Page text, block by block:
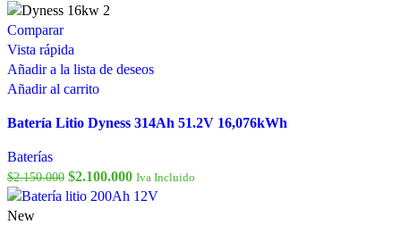
Comparar
Vista rápida
Añadir a la lista de deseos
Añadir al carrito
Batería Litio Dyness 314Ah 51.2V 16,076kWh
Baterías
$2.150.000 $2.100.000 Iva Incluido
New